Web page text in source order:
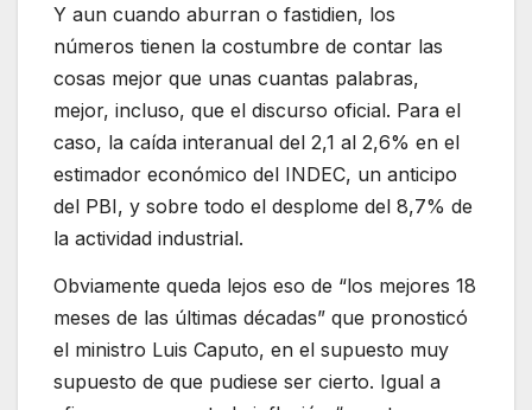
Y aun cuando aburran o fastidien, los
números tienen la costumbre de contar las
cosas mejor que unas cuantas palabras,
mejor, incluso, que el discurso oficial. Para el
caso, la caída interanual del 2,1 al 2,6% en el
estimador económico del INDEC, un anticipo
del PBI, y sobre todo el desplome del 8,7% de
la actividad industrial.
Obviamente queda lejos eso de “los mejores 18
meses de las últimas décadas” que pronosticó
el ministro Luis Caputo, en el supuesto muy
supuesto de que pudiese ser cierto. Igual a